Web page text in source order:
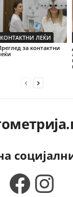
КОНТАКТНИ ЛЕЌИ
за контактни